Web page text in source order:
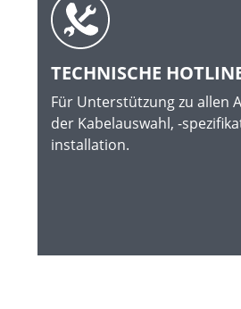
TECHNISCHE
Für Unterstützung zu allen
der Kabelauswahl, -
installation.